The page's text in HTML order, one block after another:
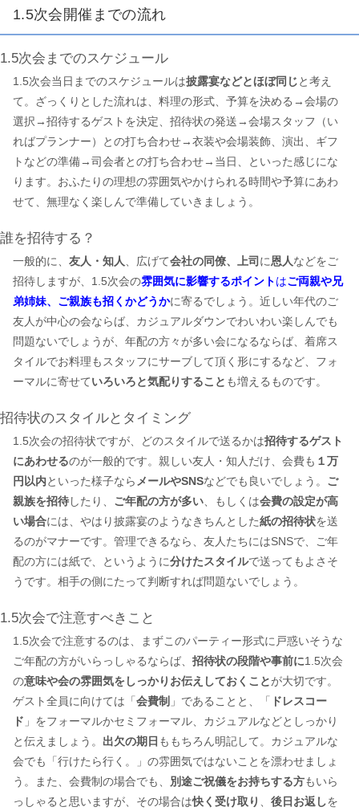
1.5次会開催までの流れ
1.5次会までのスケジュール
1.5次会当日までのスケジュールは披露宴などとほぼ同じと考え
て。ざっくりとした流れは、料理の形式、予算を決める→会場の
選択→招待するゲストを決定、招待状の発送→会場スタッフ（い
ればプランナー）との打ち合わせ→衣装や会場装飾、演出、ギフ
トなどの準備→司会者との打ち合わせ→当日、といった感じにな
ります。おふたりの理想の雰囲気やかけられる時間や予算にあわ
せて、無理なく楽しんで準備していきましょう。
誰を招待する？
一般的に、 友人・知人、広げて会社の同僚、上司 に恩人などをご
招待しますが、1.5次会の雰囲気に影響するポイントはご両親や兄
弟姉妹、ご親族も招くかどうかに寄るでしょう。近しい年代のご
友人が中心の会ならば、カジュアルダウンでわいわい楽しんでも
問題ないでしょうが、年配の方々が多い会になるならば、着席ス
タイルでお料理もスタッフにサーブして頂く形にするなど、フォ
ーマルに寄せていろいろと気配りすること も増えるものです。
招待状のスタイルとタイミング
1.5次会の招待状ですが、どのスタイルで送るかは招待するゲスト
にあわせるのが一般的です。親しい友人・知人だけ、会費も １万
円以内といった様子ならメールやSNSなどでも良いでしょう。 ご
親族を招待したり、 ご年配の方が多い、もしくは会費の設定が高
い場合には、やはり披露宴のようなきちんとした紙の招待状を送
るのがマナーです。管理できるなら、友人たちにはSNSで、ご年
配の方には紙で、というように分けたスタイルで送ってもよさそ
うです。相手の側にたって判断すれば問題ないでしょう。
1.5次会で注意すべきこと
1.5次会で注意するのは、まずこのパーティー形式に戸惑いそうな
ご年配の方がいらっしゃるならば、 招待状の段階や事前に1.5次会
の意味や会の雰囲気をしっかりお伝えしておくことが大切です。
ゲスト全員に向けては「 会費制 」であることと、「
ドレスコー
ド 」をフォーマルかセミフォーマル、カジュアルなどとしっかり
と伝えましょう。 出欠の期日 ももちろん明記して。カジュアルな
会でも「行けたら行く。」の雰囲気ではないことを漂わせましょ
う。また、会費制の場合でも、 別途ご祝儀をお持ちする方もいら
っしゃると思いますが、その場合は快く受け取り 、 後日お返しを